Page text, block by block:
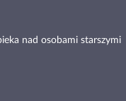
nad osobami starszymi